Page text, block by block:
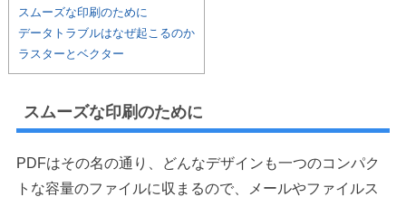
スムーズな印刷のために
データトラブルはなぜ起こるのか
ラスターとベクター
スムーズな印刷のために
PDFはその名の通り、どんなデザインも一つのコンパク
トな容量のファイルに収まるので、メールやファイルス